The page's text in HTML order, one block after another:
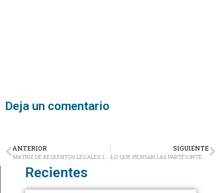
Deja un comentario
ANTERIOR SIGUIENTE
Recientes